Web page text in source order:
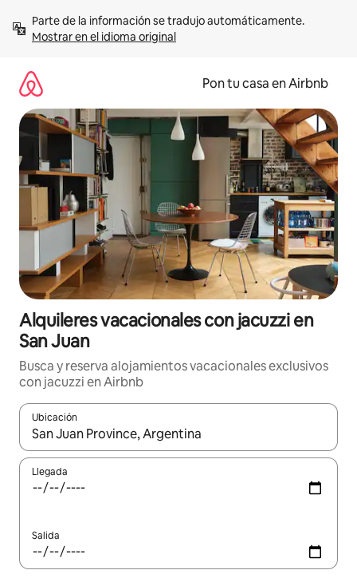
contenidoMostrar en el idioma original
Pon tu casa en Airbnb
Alquileres vacacionales con jacuzzi en
San Juan
Busca y reserva alojamientos vacacionales exclusivos
con jacuzzi en Airbnb
Ubicación
Cuando los resultados estén disponibles, navega con las
Llegada
Salida